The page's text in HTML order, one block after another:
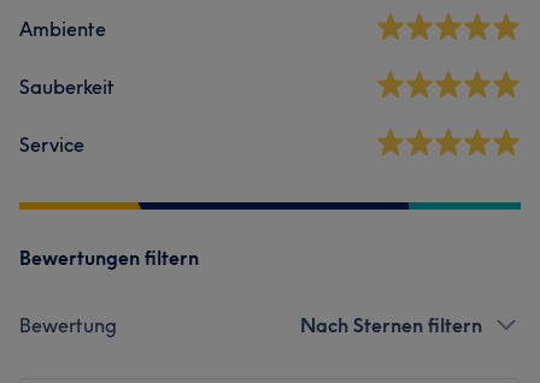
Ambiente
Sauberkeit
Service
Bewertungen filtern
Bewertung Nach Sternen filtern